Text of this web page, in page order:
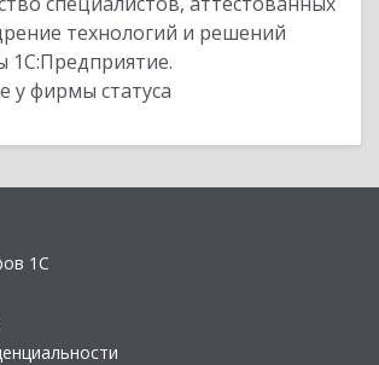
технологий и решений
1С:Предприятие.
у фирмы статуса
1С